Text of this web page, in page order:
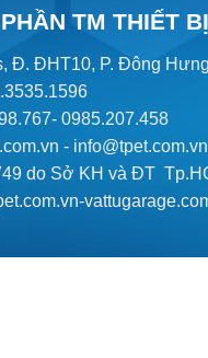
TM THIẾT
Đ. ĐHT10, P. Đông
0985.207.458
-
do Sở KH và ĐT